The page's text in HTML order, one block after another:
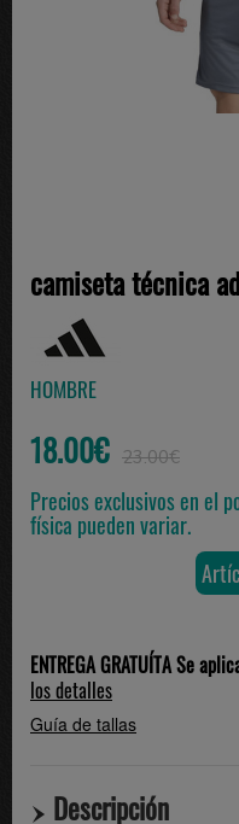
camiseta técnica
HOMBRE
18.00€ 23.00€
Precios exclusivos en el
física pueden variar.
ENTREGA GRATUÍTA Se
los detalles
Guía de tallas
Descripción